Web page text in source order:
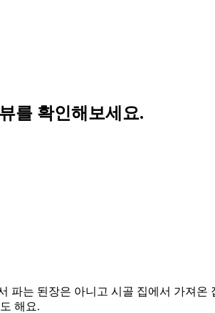
를 확인해보세요.
파는 된장은 아니고 시골 집에서 가져
해요.